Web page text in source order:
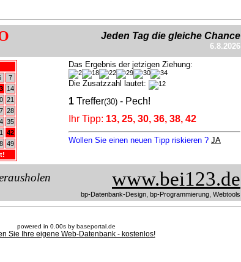
Jeden Tag die gleiche Chance
6.8.2026
7
14
21
28
35
42
49
Das Ergebnis der jetzigen Ziehung:
Die Zusatzzahl lautet:
1 Treffer(30) - Pech!
Ihr Tipp: 13, 25, 30, 36, 38, 42
Wollen Sie einen neuen Tipp riskieren ? JA
www.bei123.de
bp-Datenbank-Design, bp-Programmierung, Webtools
powered in 0.00s by baseportal.de
Sie Ihre eigene Web-Datenbank - kostenlos!